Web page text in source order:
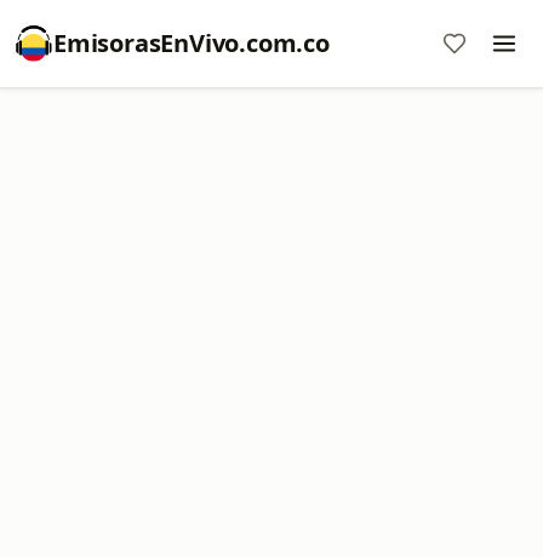
EmisorasEnVivo.com.co